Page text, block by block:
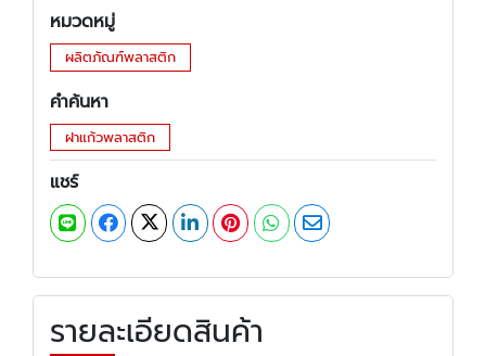
หมวดหมู่
ผลิตภัณฑ์พลาสติก
คำค้นหา
ฝาแก้วพลาสติก
แชร์
รายละเอียดสินค้า